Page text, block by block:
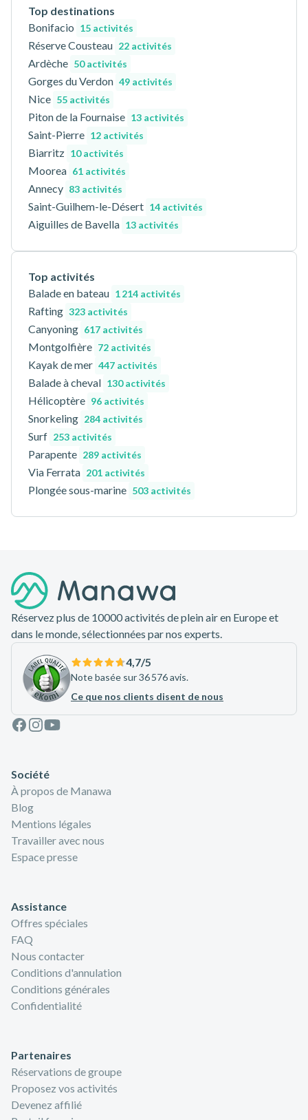
Top destinations
Bonifacio 15 activités
Réserve Cousteau 22 activités
Ardèche 50 activités
Gorges du Verdon 49 activités
Nice 55 activités
Piton de la Fournaise 13 activités
Saint-Pierre 12 activités
Biarritz 10 activités
Moorea 61 activités
Annecy 83 activités
Saint-Guilhem-le-Désert 14 activités
Aiguilles de Bavella 13 activités
Top activités
Balade en bateau 1 214 activités
Rafting 323 activités
Canyoning 617 activités
Montgolfière 72 activités
Kayak de mer 447 activités
Balade à cheval 130 activités
Hélicoptère 96 activités
Snorkeling 284 activités
Surf 253 activités
Parapente 289 activités
Via Ferrata 201 activités
Plongée sous-marine 503 activités
Réservez plus de 10000 activités de plein air en Europe et
dans le monde, sélectionnées par nos experts.
4,7/5
Note basée sur 36 576 avis.
Ce que nos clients disent de nous
Facebook
Instagram
Youtube
Société
À propos de Manawa
Blog
Mentions légales
Travailler avec nous
Espace presse
Assistance
Offres spéciales
FAQ
Nous contacter
Conditions d'annulation
Conditions générales
Confidentialité
Partenaires
Réservations de groupe
Proposez vos activités
Devenez affilié